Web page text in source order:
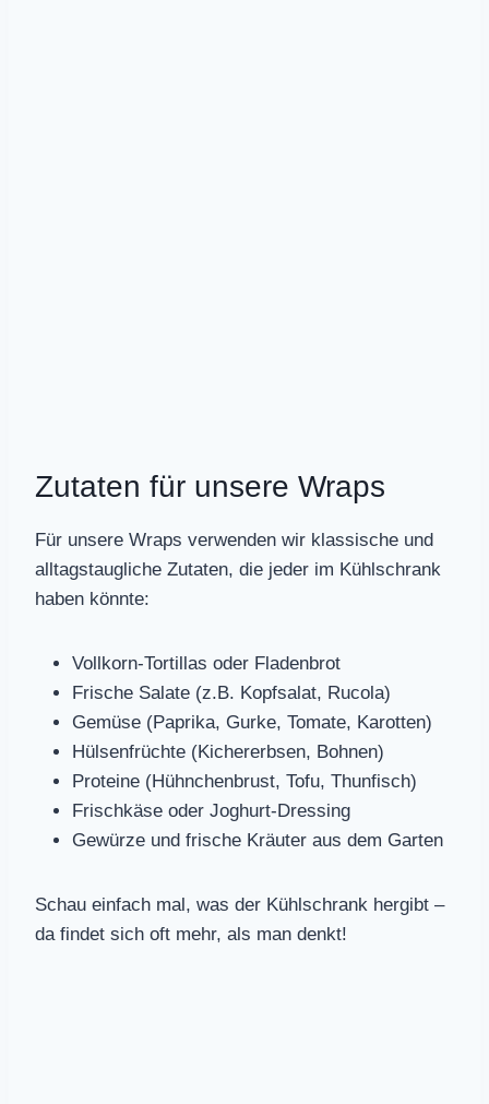
Zutaten für unsere Wraps
Für unsere Wraps verwenden wir klassische und
alltagstaugliche Zutaten, die jeder im Kühlschrank
haben könnte:
Vollkorn-Tortillas oder Fladenbrot
Frische Salate (z.B. Kopfsalat, Rucola)
Gemüse (Paprika, Gurke, Tomate, Karotten)
Hülsenfrüchte (Kichererbsen, Bohnen)
Proteine (Hühnchenbrust, Tofu, Thunfisch)
Frischkäse oder Joghurt-Dressing
Gewürze und frische Kräuter aus dem Garten
Schau einfach mal, was der Kühlschrank hergibt –
da findet sich oft mehr, als man denkt!